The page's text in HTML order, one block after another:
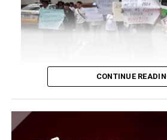
haya permitido posibles ventajas
el uso de herramientas
CONTINUE